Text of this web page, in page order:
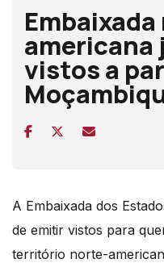
americana
vistos a
A Embaixada dos
de emitir vistos para
território norte-